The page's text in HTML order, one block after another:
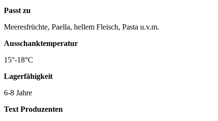
Passt zu
Meeresfrüchte, Paella, hellem Fleisch, Pasta u.v.m.
Ausschanktemperatur
15°-18°C
Lagerfähigkeit
6-8 Jahre
Text Produzenten